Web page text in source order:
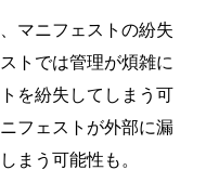
マニフェストの紛失
トでは管理が煩雑に
を紛失してしまう可
フェストが外部に漏
まう可能性も。